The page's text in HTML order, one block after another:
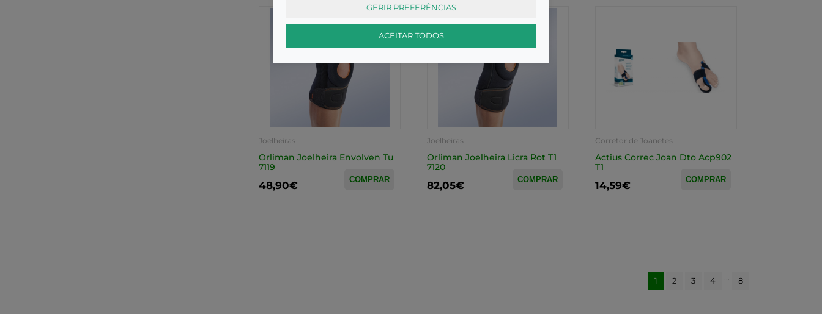
Joelheiras
Orliman Joelheira Envolven Tu
7119
48,90€ COMPRAR
Joelheiras
Orliman Joelheira Licra Rot T1
7120
82,05€ COMPRAR
Corretor de Joanetes
Actius Correc Joan Dto Acp902
T1
14,59€ COMPRAR
1 2 3 4 8
GERIR PREFERÊNCIAS
ACEITAR TODOS